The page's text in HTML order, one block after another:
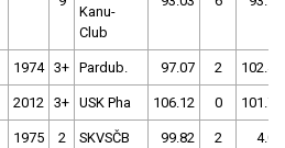
Kanu-
Club
1974 3+ Pardub. 97.07 2 102.45
2012 3+ USK Pha 106.12 0 101.75
1975 2 SKVSČB 99.82 2 4.00